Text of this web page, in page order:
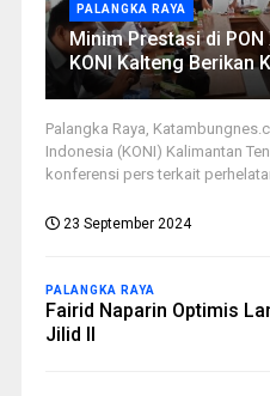
PALANGKA RAYA
Minim Prestasi di
KONI Kalteng Berikan
Palangka Raya,
Indonesia (KONI) Kalimantan
konferensi pers terkait
23 September 2024
PALANGKA RAYA
Fairid Naparin Optimis
Jilid II